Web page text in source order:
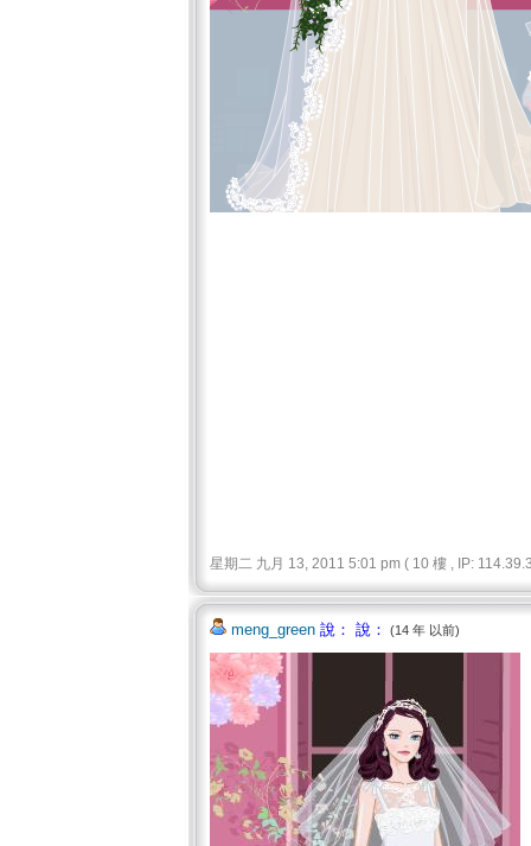
星期二 九月 13, 2011 5:01 pm ( 10 樓 , IP:
meng_green 說： 說： (14 年 以前)